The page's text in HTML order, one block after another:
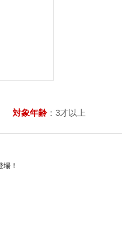
対象年齢：3才以上
！